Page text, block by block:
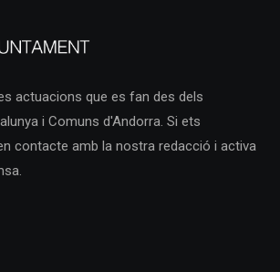
actuacions que es fan des dels
i Comuns d'Andorra. Si ets
contacte amb la nostra redacció i activa